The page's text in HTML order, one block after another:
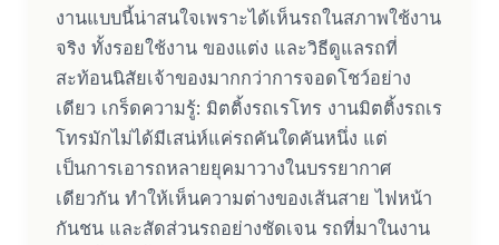
งานแบบนี้น่าสนใจเพราะได้เห็นรถในสภาพใช้งาน
จริง ทั้งรอยใช้งาน ของแต่ง และวิธีดูแลรถที่
สะท้อนนิสัยเจ้าของมากกว่าการจอดโชว์อย่าง
เดียว เกร็ดความรู้: มิตติ้งรถเรโทร งานมิตติ้งรถเร
โทรมักไม่ได้มีเสน่ห์แค่รถคันใดคันหนึ่ง แต่
เป็นการเอารถหลายยุคมาวางในบรรยากาศ
เดียวกัน ทำให้เห็นความต่างของเส้นสาย ไฟหน้า
กันชน และสัดส่วนรถอย่างชัดเจน รถที่มาในงาน